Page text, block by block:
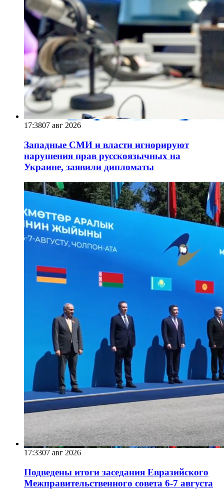
17:3807 авг 2026
Западные СМИ и власти игнорируют
нарушения прав русскоязычных на
Украине, заявили дипломаты
17:3307 авг 2026
Подведены итоги заседания Евразийского
Межправительственного совета 6-7 августа